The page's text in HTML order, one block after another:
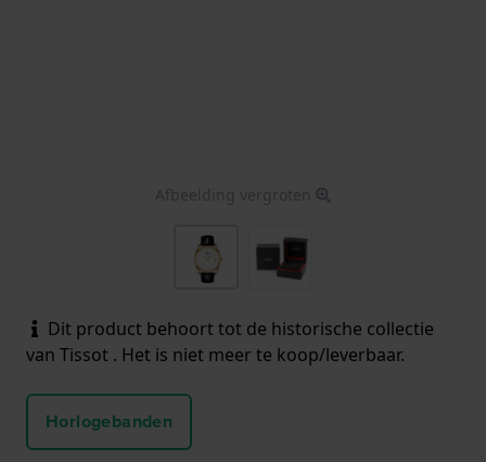
Afbeelding vergroten
Dit product behoort tot de historische collectie
van Tissot . Het is niet meer te koop/leverbaar.
Horlogebanden